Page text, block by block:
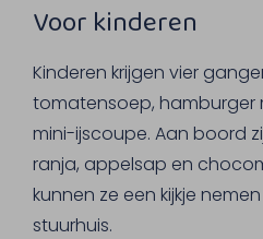
Voor kinderen
Kinderen krijgen vier
tomatensoep, hamburger
mini-ijscoupe. Aan boord
ranja, appelsap en
kunnen ze een kijkje
stuurhuis.